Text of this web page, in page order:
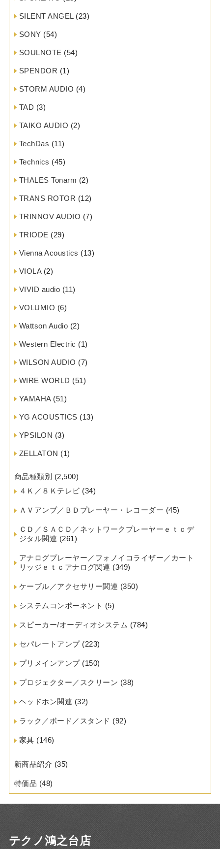
SILENT ANGEL(23)
SONY (54)
SOULNOTE (54)
SPENDOR (1)
STORM AUDIO (4)
TAD (3)
TAIKO AUDIO (2)
TechDas (11)
Technics (45)
THALES Tonarm (2)
TRANS ROTOR (12)
TRINNOV AUDIO (7)
TRIODE (29)
Vienna Acoustics (13)
VIOLA(2)
VIVID audio (11)
VOLUMIO (6)
Wattson Audio (2)
Western Electric (1)
WILSON AUDIO (7)
WIRE WORLD (51)
YAMAHA(51)
YG ACOUSTICS (13)
YPSILON (3)
ZELLATON (1)
商品種類別 (2,500)
４Ｋ／８Ｋテレビ (34)
ＡＶアンプ／ＢＤプレーヤー・レコーダー (45)
ＣＤ／ＳＡＣＤ／ネットワークプレーヤーｅｔｃデ
ジタル関連 (261)
アナログプレーヤー／フォノイコライザー／カート
リッジｅｔｃアナログ関連 (349)
ケーブル／アクセサリー関連 (350)
システムコンポーネント (5)
スピーカー/オーディオシステム (784)
セパレートアンプ(223)
プリメインアンプ(150)
プロジェクター／スクリーン (38)
ヘッドホン関連 (32)
ラック／ボード／スタンド (92)
家具 (146)
新商品紹介 (35)
特価品 (48)
テクノ鴻之台店